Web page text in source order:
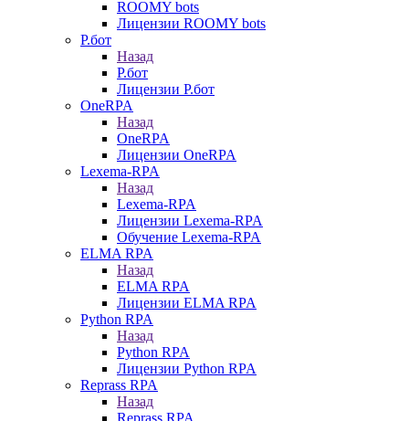
ROOMY bots
Лицензии ROOMY bots
Р.бот
Назад
Р.бот
Лицензии Р.бот
OneRPA
Назад
OneRPA
Лицензии OneRPA
Lexema-RPA
Назад
Lexema-RPA
Лицензии Lexema-RPA
Обучение Lexema-RPA
ELMA RPA
Назад
ELMA RPA
Лицензии ELMA RPA
Python RPA
Назад
Python RPA
Лицензии Python RPA
Reprass RPA
Назад
Reprass RPA